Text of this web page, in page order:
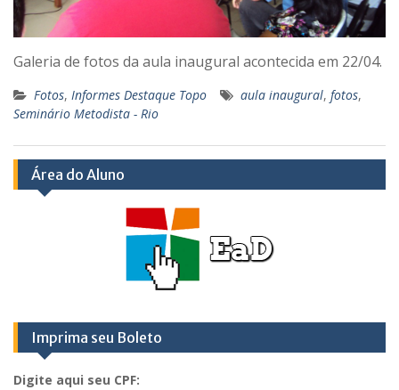
Galeria de fotos da aula inaugural acontecida em 22/04.
Fotos, Informes Destaque Topo aula inaugural, fotos,
Seminário Metodista - Rio
Área do Aluno
Imprima seu Boleto
Digite aqui seu CPF: